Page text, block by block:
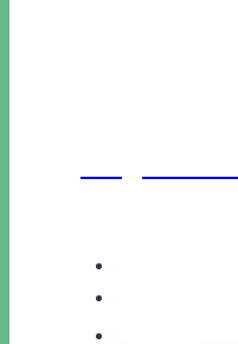
Unge